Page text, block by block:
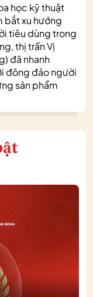
học kỹ thuật
bắt xu hướng
tiêu dùng trong
thị trấn Vị
đã nhanh
đông đảo người
sản phẩm